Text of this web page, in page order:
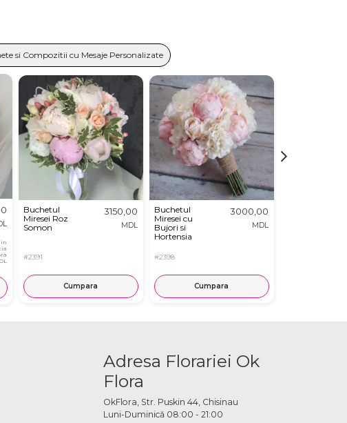
si Compozitii cu Mesaje Personalizate
in
Buchetul
Miresei Roz
Somon
#2391
3150,00
MDL
Cumpara
Buchetul
Miresei cu
Bujori si
Hortensia
#2398
3000,00
MDL
Cumpara
Adresa Florariei Ok
Flora
OkFlora, Str. Puskin 44, Chisinau
Luni-Duminică 08:00 - 21:00